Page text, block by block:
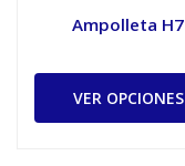
Ampolleta H7
VER OPCIONES